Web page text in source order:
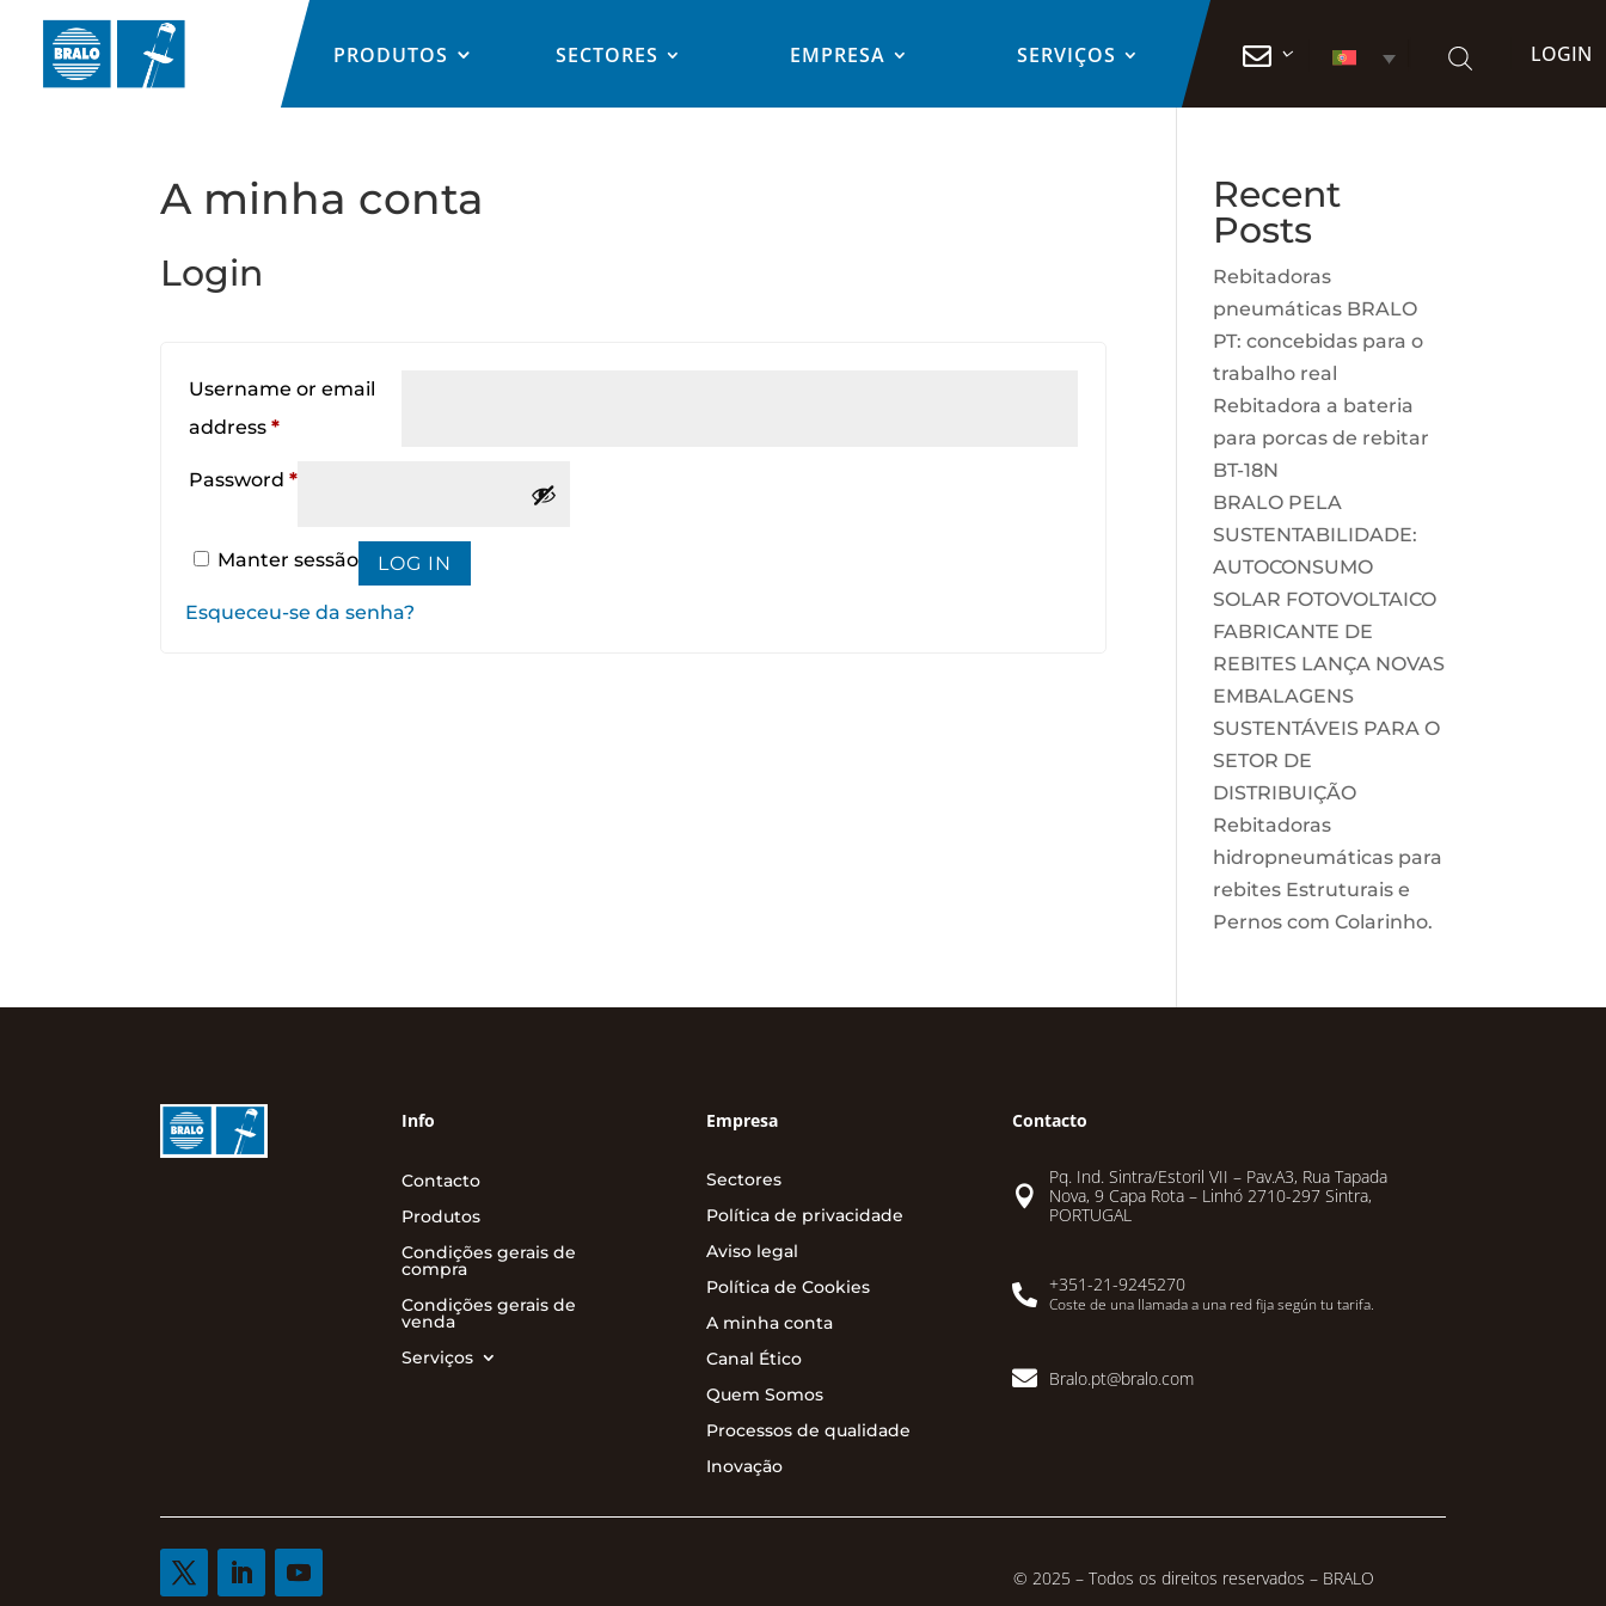
PRODUTOS SECTORES EMPRESA SERVIÇOS  LOGIN
A minha conta
Login
Username or email
address*Required
Password*Required
Manter sessão LOG IN
Esqueceu-se da senha?
Recent
Posts
Rebitadoras
pneumáticas BRALO
PT: concebidas para o
trabalho real
Rebitadora a bateria
para porcas de rebitar
BT-18N
BRALO PELA
SUSTENTABILIDADE:
AUTOCONSUMO
SOLAR FOTOVOLTAICO
FABRICANTE DE
REBITES LANÇA NOVAS
EMBALAGENS
SUSTENTÁVEIS PARA O
SETOR DE
DISTRIBUIÇÃO
Rebitadoras
hidropneumáticas para
rebites Estruturais e
Pernos com Colarinho.
Info
Contacto
Produtos
Condições gerais de
compra
Condições gerais de
venda
Serviços
Empresa
Sectores
Política de privacidade
Aviso legal
Política de Cookies
A minha conta
Canal Ético
Quem Somos
Processos de qualidade
Inovação
Contacto

Pq. Ind. Sintra/Estoril VII – Pav.A3, Rua Tapada
Nova, 9 Capa Rota – Linhó 2710-297 Sintra,
PORTUGAL
 +351-21-9245270
Coste de una llamada a una red fija según tu tarifa.
 Bralo.pt@bralo.com
© 2025 – Todos os direitos reservados – BRALO